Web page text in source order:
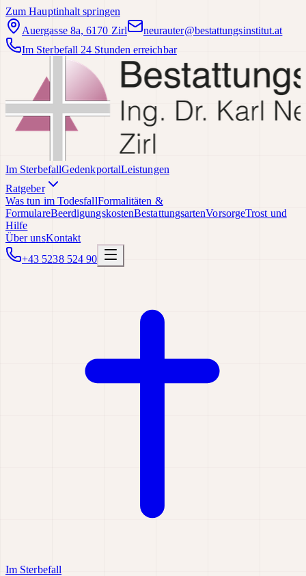
Zum Hauptinhalt springen
Auergasse 8a, 6170 Zirl
neurauter@bestattungsinstitut.at
Im Sterbefall 24 Stunden erreichbar
Im SterbefallGedenkportalLeistungen
Ratgeber
Was tun im TodesfallFormalitäten &
FormulareBeerdigungskostenBestattungsartenVorsorgeTrost und
Hilfe
Über unsKontakt
+43 5238 524 90
Im Sterbefall